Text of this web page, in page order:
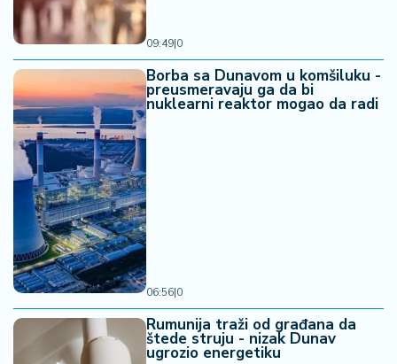
09:49|0
Borba sa Dunavom u komšiluku -
preusmeravaju ga da bi
nuklearni reaktor mogao da radi
06:56|0
Rumunija traži od građana da
štede struju - nizak Dunav
ugrozio energetiku